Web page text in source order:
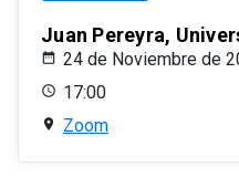
Juan Pereyra,
24 de Noviembre de
17:00
Zoom